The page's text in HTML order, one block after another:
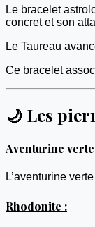
Le bracelet
concret et son
Le Taureau
Ce bracelet
🌙 Les
Aventurine
L’aventurine
Rhodonite :